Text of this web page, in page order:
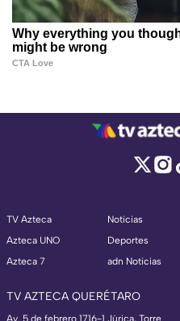
TV Azteca
Azteca UNO
Azteca 7
Noticias
Deportes
adn Noticias
TV AZTECA QUERÉTARO
Av. 5 de febrero 1716-1 Júrica, Torre